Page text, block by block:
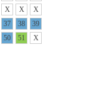
X X
X
37 38
39
50 51
X